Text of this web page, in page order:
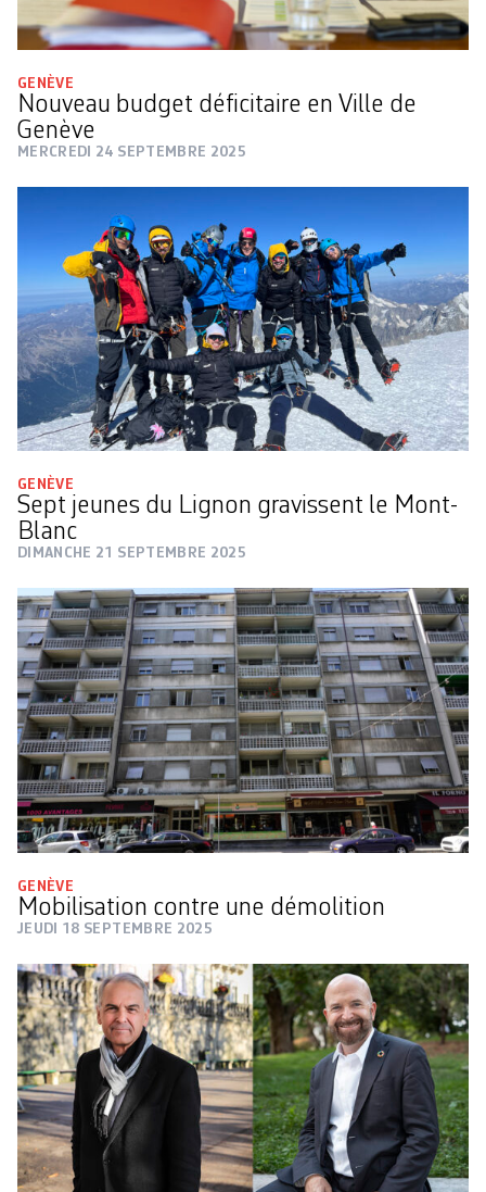
GENÈVE
Nouveau budget déficitaire en Ville de
Genève
MERCREDI 24 SEPTEMBRE 2025
GENÈVE
Sept jeunes du Lignon gravissent le Mont-
Blanc
DIMANCHE 21 SEPTEMBRE 2025
GENÈVE
Mobilisation contre une démolition
JEUDI 18 SEPTEMBRE 2025